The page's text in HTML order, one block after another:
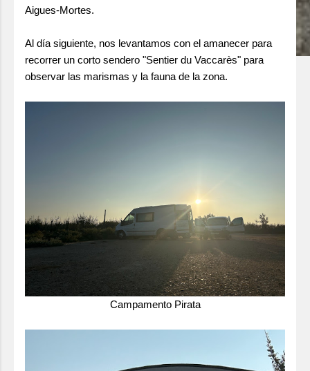
Aigues-Mortes.
Al día siguiente, nos levantamos con el amanecer para
recorrer un corto sendero "Sentier du Vaccarès" para
observar las marismas y la fauna de la zona.
Campamento Pirata